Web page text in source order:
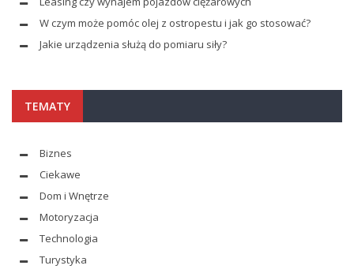
W czym może pomóc olej z ostropestu i jak go stosować?
Jakie urządzenia służą do pomiaru siły?
TEMATY
Biznes
Ciekawe
Dom i Wnętrze
Motoryzacja
Technologia
Turystyka